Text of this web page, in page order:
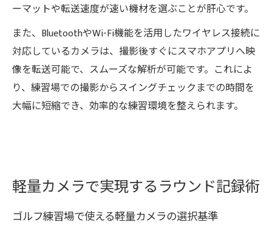
ーマットや転送速度が速い機材を選ぶことが肝心です。
また、BluetoothやWi-Fi機能を活用したワイヤレス接続に
対応しているカメラは、撮影後すぐにスマホアプリへ映
像を転送可能で、スムーズな解析が可能です。これによ
り、練習場での撮影からスイングチェックまでの時間を
大幅に短縮でき、効率的な練習環境を整えられます。
軽量カメラで実現するラウンド記録術
ゴルフ練習場で使える軽量カメラの選択基準